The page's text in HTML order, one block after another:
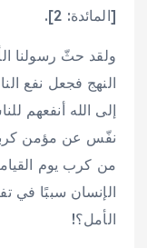
[المائدة: 2].
ولقد حثّ رسولنا
النهج فجعل نفع
إلى الله أنفعهم
نفّس عن مؤمن
من كرب يوم
الإنسان سببًا في
الأمل؟!